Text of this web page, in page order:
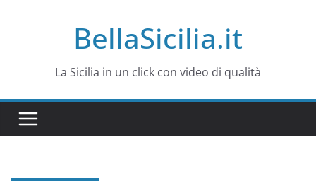
BellaSicilia.it
La Sicilia in un click con video di qualità